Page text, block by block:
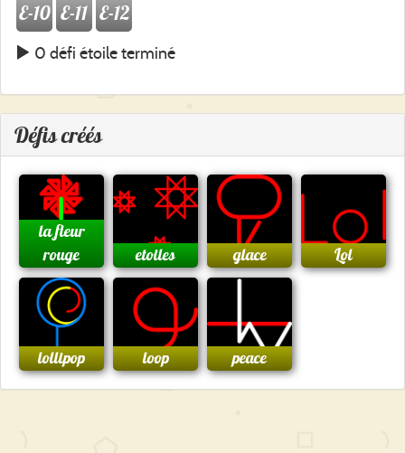
E-10 E-11 E-12
0 défi étoile terminé
Défis créés
la fleur
rouge
etoiles glace Lol
lollipop loop peace